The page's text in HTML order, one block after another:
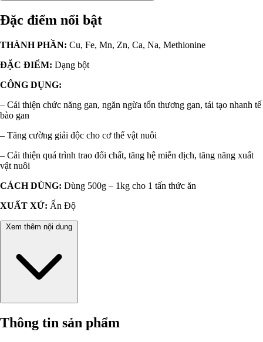
Đặc điểm nổi bật
THÀNH PHẦN: Cu, Fe, Mn, Zn, Ca, Na, Methionine
ĐẶC ĐIỂM: Dạng bột
CÔNG DỤNG:
– Cải thiện chức năng gan, ngăn ngừa tổn thương gan, tái tạo nhanh tế
bào gan
– Tăng cường giải độc cho cơ thể vật nuôi
– Cải thiện quá trình trao đổi chất, tăng hệ miễn dịch, tăng năng xuất
vật nuôi
CÁCH DÙNG: Dùng 500g – 1kg cho 1 tấn thức ăn
XUẤT XỨ: Ấn Độ
Xem thêm nội dung
Thông tin sản phẩm